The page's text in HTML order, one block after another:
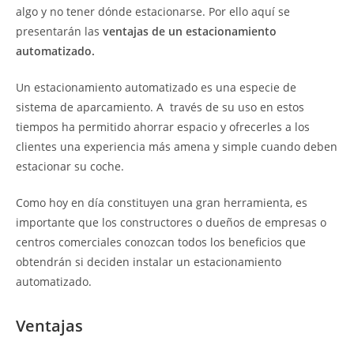
algo y no tener dónde estacionarse. Por ello aquí se
presentarán las ventajas de un estacionamiento
automatizado.
Un estacionamiento automatizado es una especie de
sistema de aparcamiento. A través de su uso en estos
tiempos ha permitido ahorrar espacio y ofrecerles a los
clientes una experiencia más amena y simple cuando deben
estacionar su coche.
Como hoy en día constituyen una gran herramienta, es
importante que los constructores o dueños de empresas o
centros comerciales conozcan todos los beneficios que
obtendrán si deciden instalar un estacionamiento
automatizado.
Ventajas